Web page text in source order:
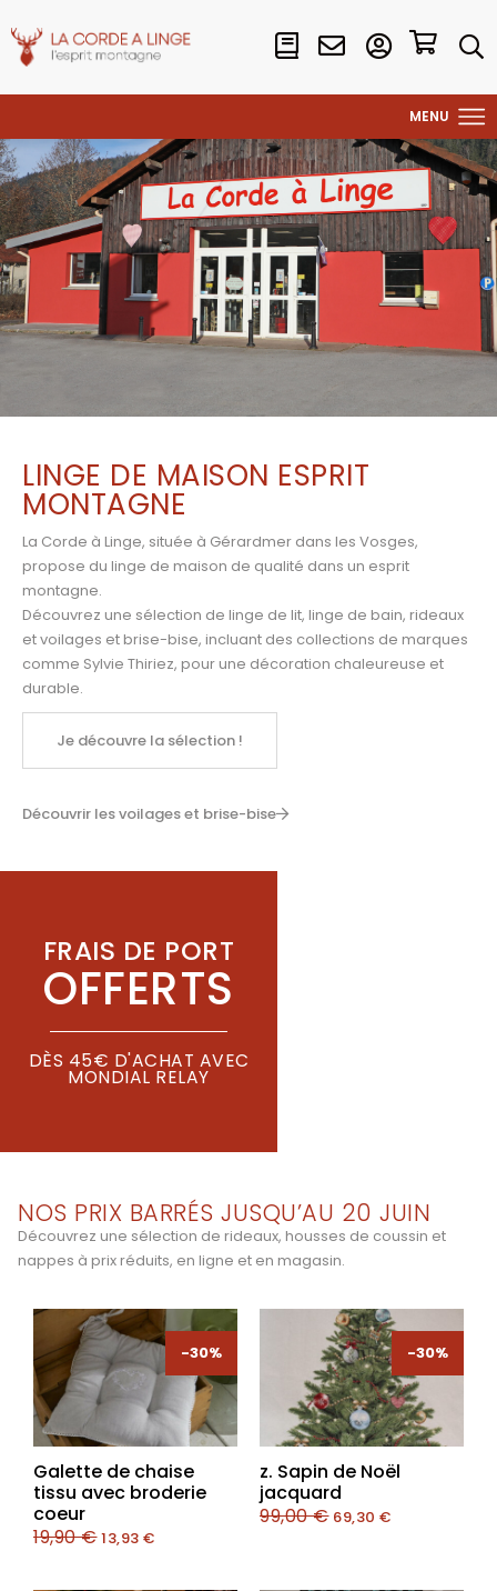
LINGE DE MAISON ESPRIT
MONTAGNE
La Corde à Linge, située à Gérardmer dans les Vosges,
propose du linge de maison de qualité dans un esprit
montagne.
Découvrez une sélection de linge de lit, linge de bain, rideaux
et voilages et brise-bise, incluant des collections de marques
comme Sylvie Thiriez, pour une décoration chaleureuse et
durable.
Je découvre la sélection !
Découvrir les voilages et brise-bise
FRAIS DE PORT
OFFERTS
DÈS 45€ D'ACHAT AVEC
MONDIAL RELAY
NOS PRIX BARRÉS JUSQU’AU 20 JUIN
Découvrez une sélection de rideaux, housses de coussin et
nappes à prix réduits, en ligne et en magasin.
-30%
-30%
Galette de chaise
tissu avec broderie
coeur
19,90€13,93 €
-30%
-30%
z. Sapin de Noël
jacquard
99,00€ 69,30 €